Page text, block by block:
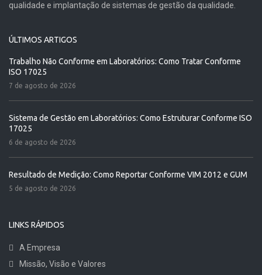
qualidade e implantação de sistemas de gestão da qualidade.
ÚLTIMOS ARTIGOS
Trabalho Não Conforme em Laboratórios: Como Tratar Conforme
ISO 17025
7 de agosto de 2026
Sistema de Gestão em Laboratórios: Como Estruturar Conforme ISO
17025
6 de agosto de 2026
Resultado de Medição: Como Reportar Conforme VIM 2012 e GUM
5 de agosto de 2026
LINKS RÁPIDOS
A Empresa
Missão, Visão e Valores